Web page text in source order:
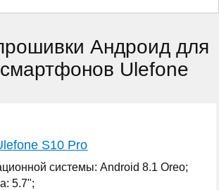
Андроид для
Ulefone
S10 Pro
системы: Android 8.1 Oreo;
5.7";